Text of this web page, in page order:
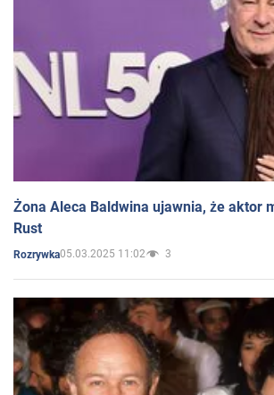
Żona Aleca Baldwina ujawnia, że aktor
Rust
Rozrywka05.03.2025 11:02 3